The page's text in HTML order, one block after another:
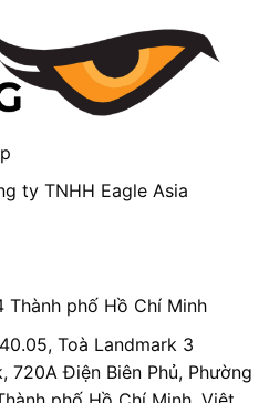
ty TNHH Eagle Asia
Thành phố Hồ Chí Minh
Toà Landmark 3
720A Điện Biên Phủ, Phường